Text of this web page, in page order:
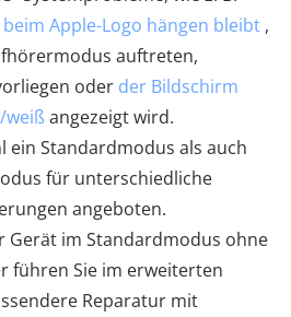
Apple-Logo hängen bleibt ,
auftreten,
oder der Bildschirm
weißangezeigt wird.
ein Standardmodus als auch
für unterschiedliche
angeboten.
Gerät im Standardmodus ohne
führen Sie im erweiterten
Reparatur mit